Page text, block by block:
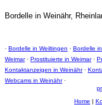
Bordelle in Weinähr,
· Bordelle in Weiltingen · Bordelle
Weimar· Prostituierte in Weimar·
Kontaktanzeigen in Weinähr·
Webcams in Weinähr·
Home |